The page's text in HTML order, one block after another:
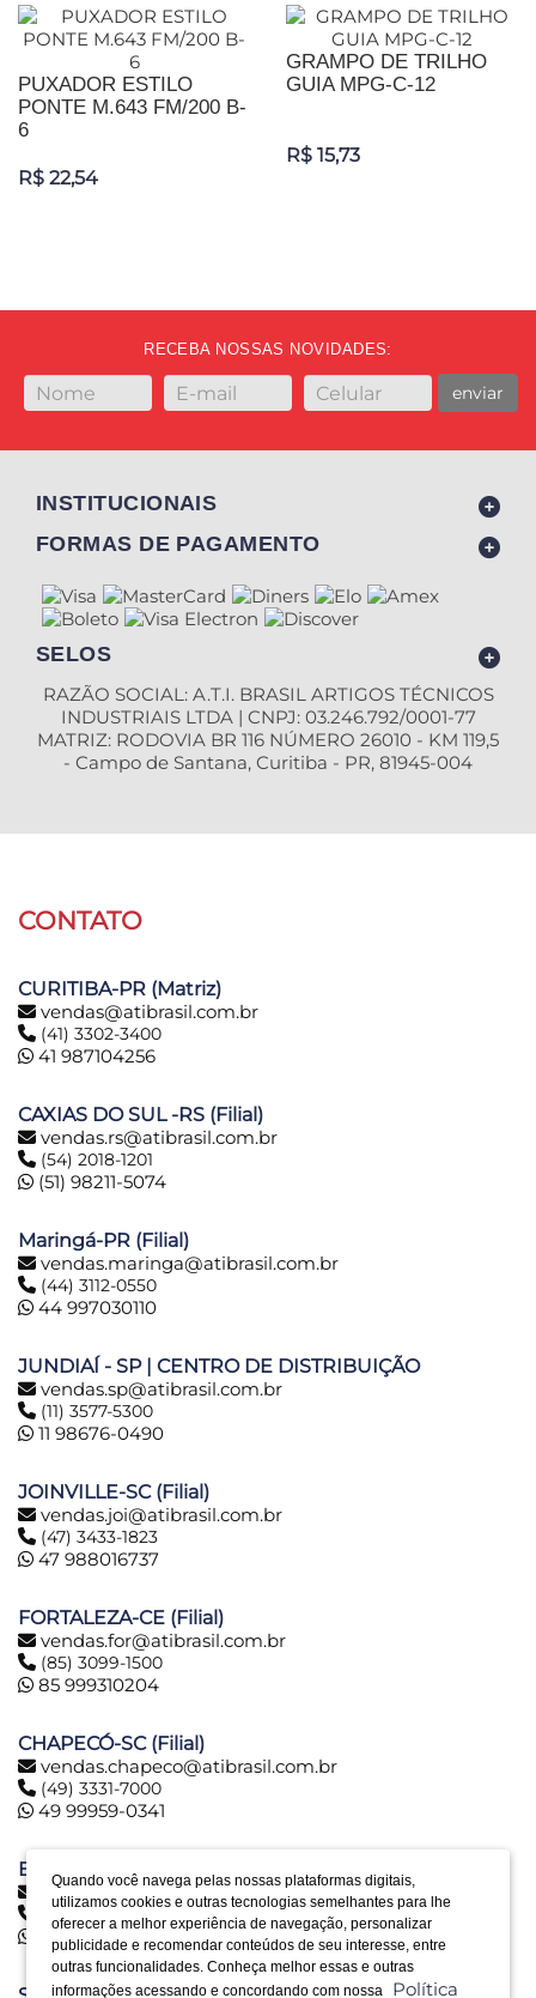
Quando você navega pelas nossas plataformas digitais,
utilizamos cookies e outras tecnologias semelhantes para lhe
oferecer a melhor experiência de navegação, personalizar
publicidade e recomendar conteúdos de seu interesse, entre
outras funcionalidades. Conheça melhor essas e outras
informações acessando e concordando com nossa
Política
PUXADOR ESTILO
PONTE M.643 FM/200 B-
6
R$ 22,54
GRAMPO DE TRILHO
GUIA MPG-C-12
R$ 15,73
RECEBA NOSSAS NOVIDADES:
enviar
INSTITUCIONAIS
FORMAS DE PAGAMENTO
SELOS
RAZÃO SOCIAL: A.T.I. BRASIL ARTIGOS TÉCNICOS
INDUSTRIAIS LTDA | CNPJ: 03.246.792/0001-77
MATRIZ: RODOVIA BR 116 NÚMERO 26010 - KM 119,5
- Campo de Santana, Curitiba - PR, 81945-004
CONTATO
CURITIBA-PR (Matriz)
vendas@atibrasil.com.br
(41) 3302-3400
41 987104256
CAXIAS DO SUL -RS (Filial)
vendas.rs@atibrasil.com.br
(54) 2018-1201
(51) 98211-5074
Maringá-PR (Filial)
vendas.maringa@atibrasil.com.br
(44) 3112-0550
44 997030110
JUNDIAÍ - SP | CENTRO DE DISTRIBUIÇÃO
vendas.sp@atibrasil.com.br
(11) 3577-5300
11 98676-0490
JOINVILLE-SC (Filial)
vendas.joi@atibrasil.com.br
(47) 3433-1823
47 988016737
FORTALEZA-CE (Filial)
vendas.for@atibrasil.com.br
(85) 3099-1500
85 999310204
CHAPECÓ-SC (Filial)
vendas.chapeco@atibrasil.com.br
(49) 3331-7000
49 99959-0341
BELO HORIZONTE-MG (Filial)
vendas.bh@atibrasil.com.br
(31) 2516-6974
31 992890773